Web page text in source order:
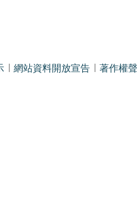
網站資料開放宣告 著作權